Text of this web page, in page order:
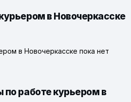
в Новочеркасске
в Новочеркасске пока нет
по работе курьером в